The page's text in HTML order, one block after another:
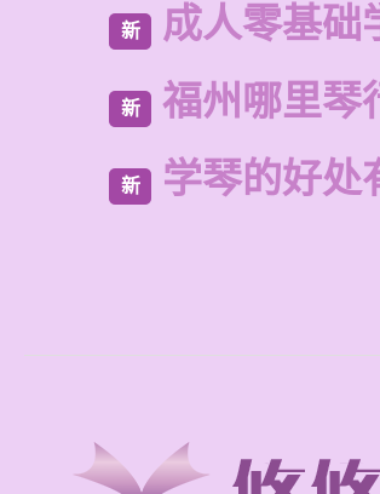
新 成人零基础
新 福州哪里琴
新 学琴的好处